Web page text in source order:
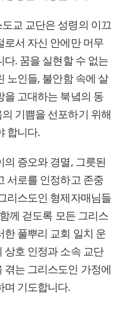
교 교단은 성령의 이끄
로서 자신 안에만 머무
. 꿈을 실현할 수 없는
노인들, 불안함 속에 살
을 고대하는 북녘의 동
기쁨을 선포하기 위해
합니다.
증오와 경멸, 그릇된
서로를 인정하고 존중
리스도인 형제자매님들
께 걷도록 모든 그리스
풀뿌리 교회 일치 운
상호 인정과 소속 교단
는 그리스도인 가정에
며 기도합니다.